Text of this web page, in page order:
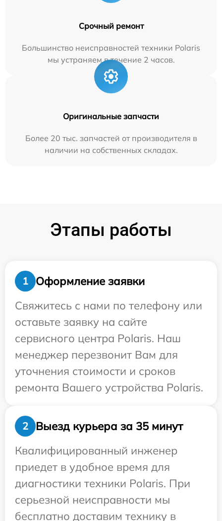
Срочный ремонт
Большинство неисправностей техники Polaris
мы устраняем в течение 2 часов.
Оригинальные запчасти
Более 20 тыс. запчастей от производителя в
наличии на собственных складах.
Этапы работы
1
Оформление заявки
Свяжитесь с нами по телефону или
оставьте заявку на сайте
сервисного центра Polaris. Наш
менеджер перезвонит Вам для
уточнения стоимости и сроков
ремонта Вашего устройства Polaris.
2
Выезд курьера за 35 минут
Квалифицированный инженер
приедет в удобное время для
диагностики техники Polaris. При
серьезной неисправности мы
бесплатно доставим технику в